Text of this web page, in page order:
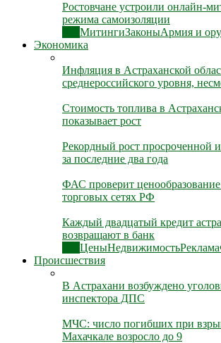
Ростовчане устроили онлайн-
режима самоизоляции
МитингиЗаконыАрмия и
Экономика
Инфляция в Астраханской
среднероссийского уровня,
Стоимость топлива в
показывает рост
Рекордный рост просроченной
за последние два года
ФАС проверит
торговых сетях РФ
Каждый двадцатый кредит
возвращают в банк
ЦеныНедвижимостьРеклама
Происшествия
В Астрахани возбуждено
инспектора ДПС
МЧС: число погибших при
Махачкале возросло до 9